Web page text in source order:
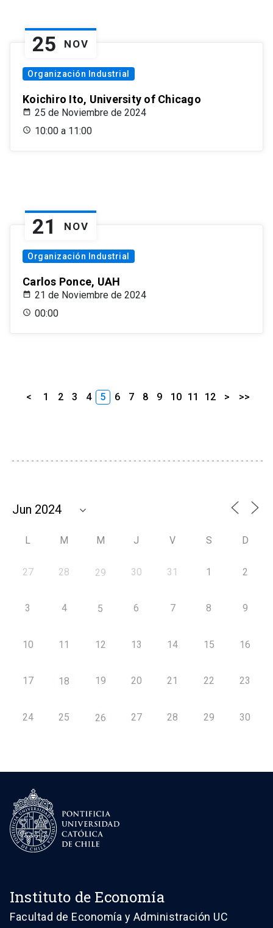
25 NOV
Organización Industrial
Koichiro Ito, University of Chicago
25 de Noviembre de 2024
10:00 a 11:00
21 NOV
Organización Industrial
Carlos Ponce, UAH
21 de Noviembre de 2024
00:00
< 1 2 3 4 5 6 7 8 9 10 11 12 > >>
L M M J V S D
27 28 29 30 31 1 2
3 4 5 6 7 8 9
10 11 12 13 14 15 16
17 18 19 20 21 22 23
24 25 26 27 28 29 30
Instituto de Economía
Facultad de Economía y Administración UC